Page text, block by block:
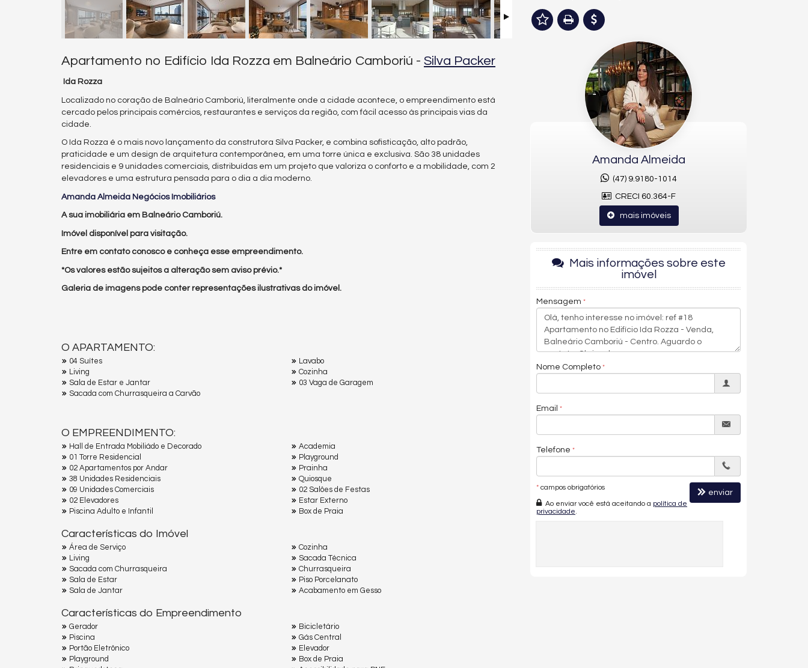
Apartamento no Edifício Ida Rozza em Balneário Camboriú - Silva Packer
Ida Rozza
Localizado no coração de Balneário Camboriú, literalmente onde a cidade acontece, o empreendimento está
cercado pelos principais comércios, restaurantes e serviços da região, com fácil acesso às principais vias da
cidade.
O Ida Rozza é o mais novo lançamento da construtora Silva Packer, e combina sofisticação, alto padrão,
praticidade e um design de arquitetura contemporânea, em uma torre única e exclusiva. São 38 unidades
residenciais e 9 unidades comerciais, distribuídas em um projeto que valoriza o conforto e a mobilidade, com 2
elevadores e uma estrutura pensada para o dia a dia moderno.
Amanda Almeida Negócios Imobiliários
A sua imobiliária em Balneário Camboriú.
Imóvel disponível para visitação.
Entre em contato conosco e conheça esse empreendimento.
*Os valores estão sujeitos a alteração sem aviso prévio.*
Galeria de imagens pode conter representações ilustrativas do imóvel.
O APARTAMENTO:
04 Suítes
Living
Sala de Estar e Jantar
Sacada com Churrasqueira a Carvão
Lavabo
Cozinha
03 Vaga de Garagem
O EMPREENDIMENTO:
Hall de Entrada Mobiliádo e Decorado
01 Torre Residencial
02 Apartamentos por Andar
38 Unidades Residenciais
09 Unidades Comerciais
02 Elevadores
Piscina Adulto e Infantil
Academia
Playground
Prainha
Quiosque
02 Salôes de Festas
Estar Externo
Box de Praia
Características do Imóvel
Área de Serviço
Living
Sacada com Churrasqueira
Sala de Estar
Sala de Jantar
Cozinha
Sacada Técnica
Churrasqueira
Piso Porcelanato
Acabamento em Gesso
Características do Empreendimento
Gerador
Piscina
Portão Eletrônico
Playground
Bicicletário
Gás Central
Elevador
Box de Praia
Amanda Almeida
(47) 9.9180-1014
CRECI 60.364-F
mais imóveis
Mais informações sobre este
imóvel
Mensagem
Nome Completo
Email
Telefone
* campos obrigatórios
Ao enviar você está aceitando a política de
privacidade
enviar